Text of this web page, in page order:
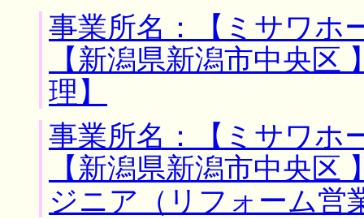
事業所名：【ミサワ
【新潟県新潟市中央区
理】
事業所名：【ミサワ
【新潟県新潟市中央
ジニア（リフォーム営